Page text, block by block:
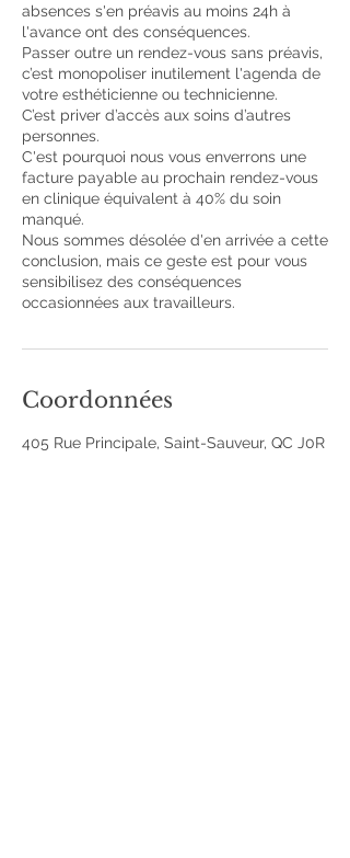
absences s'en préavis au moins 24h à
l'avance ont des conséquences.
Passer outre un rendez-vous sans préavis,
c’est monopoliser inutilement l'agenda de
votre esthéticienne ou technicienne.
C’est priver d’accès aux soins d’autres
personnes.
C'est pourquoi nous vous enverrons une
facture payable au prochain rendez-vous
en clinique équivalent à 40% du soin
manqué.
Nous sommes désolée d'en arrivée a cette
conclusion, mais ce geste est pour vous
sensibilisez des conséquences
occasionnées aux travailleurs.
Coordonnées
405 Rue Principale, Saint-Sauveur, QC J0R